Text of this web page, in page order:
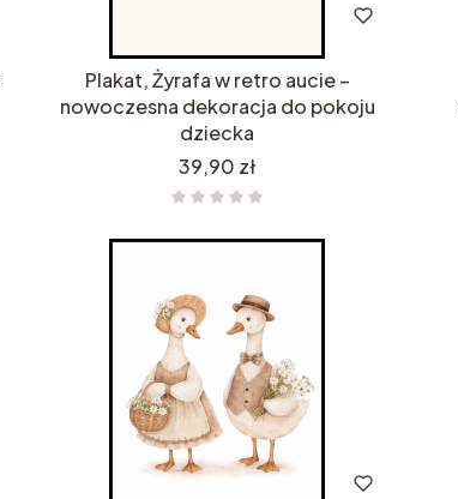
Plakat, Żyrafa w retro aucie –
nowoczesna dekoracja do pokoju
dziecka
Cena
39,90 zł